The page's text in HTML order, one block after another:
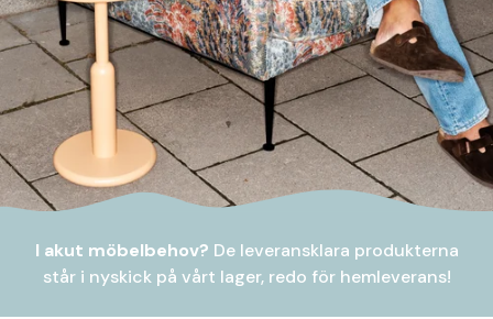
I akut möbelbehov? De leveransklara produkterna
står i nyskick på vårt lager, redo för hemleverans!